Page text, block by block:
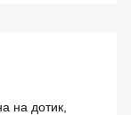
на дотик,